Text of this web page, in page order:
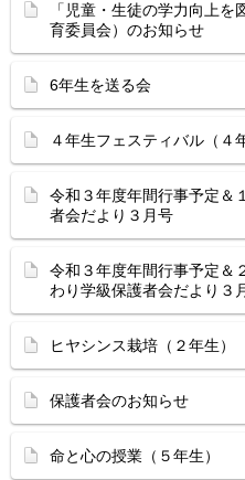
「児童・生徒の学力向上
育委員会）のお知らせ
6年生を送る会
４年生フェスティバル（４
令和３年度年間行事予定＆
者会だより３月号
令和３年度年間行事予定＆
わり学級保護者会だより３
ヒヤシンス栽培（２年生）
保護者会のお知らせ
命と心の授業（５年生）